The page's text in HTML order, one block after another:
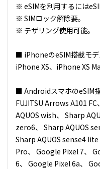
※ eSIMを利用するには
※ SIMロック解除要。
※ テザリング使用可能。
■ iPhoneのeSIM搭載モデ
iPhone XS、iPhone XS
■ AndroidスマホのeSIM
FUJITSU Arrows A101
AQUOS wish、 Sharp
zero6、 Sharp AQUOS
Sharp AQUOS sense4
Pro、 Google Pixel 7、
6、 Google Pixel 6a、